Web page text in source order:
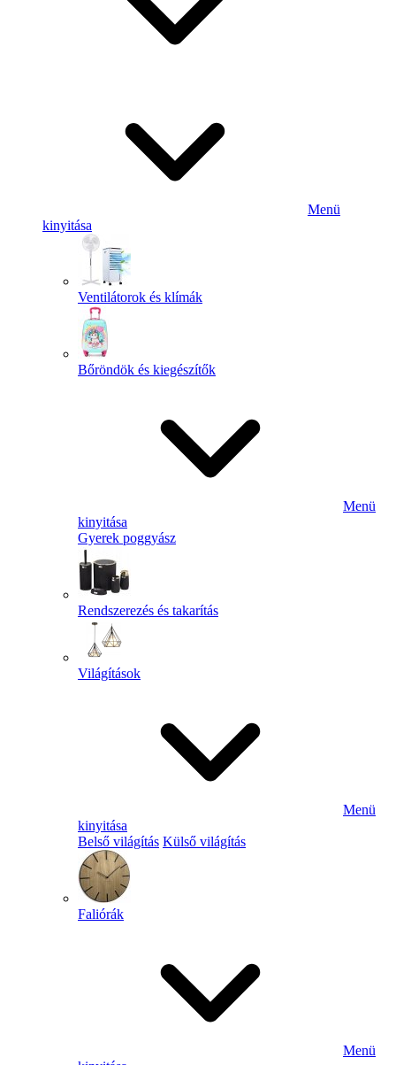
Menü
kinyitása
Ventilátorok és klímák
Bőröndök és kiegészítők
Menü
kinyitása
Gyerek poggyász
Rendszerezés és takarítás
Világítások
Menü
kinyitása
Belső világítás Külső világítás
Faliórák
Menü